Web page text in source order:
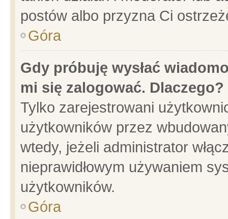
postów albo przyzna Ci
Góra
Gdy próbuję wysłać
mi się zalogować. Dlaczego?
Tylko zarejestrowani
użytkowników przez
wtedy, jeżeli administrator
nieprawidłowym używaniem
użytkowników.
Góra